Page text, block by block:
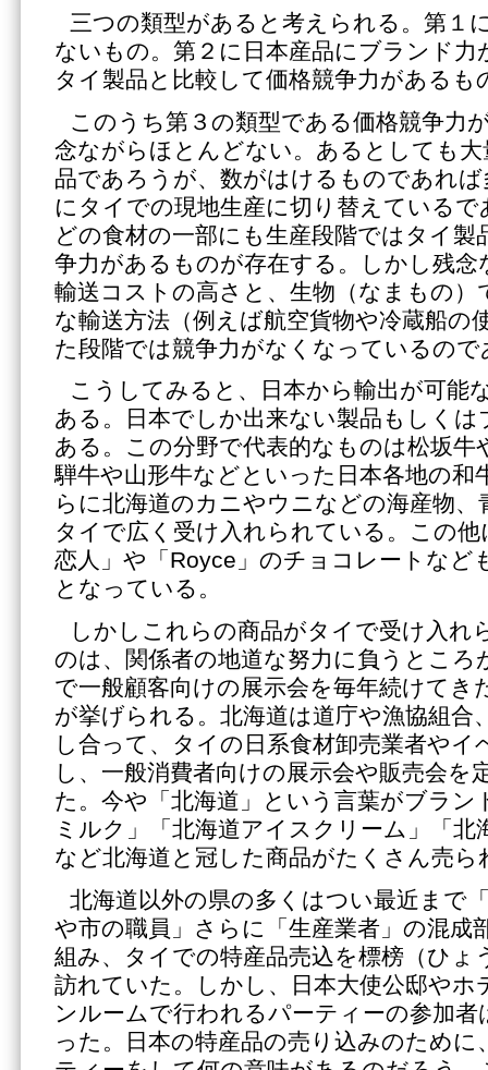
三つの類型があると考えられる。第１
ないもの。第２に日本産品にブランド力
タイ製品と比較して価格競争力があるも
このうち第３の類型である価格競争力
念ながらほとんどない。あるとしても
品であろうが、数がはけるものであれ
にタイでの現地生産に切り替えているで
どの食材の一部にも生産段階ではタイ製
争力があるものが存在する。しかし残念
輸送コストの高さと、生物（なまもの
な輸送方法（例えば航空貨物や冷蔵船の
た段階では競争力がなくなっているので
こうしてみると、日本から輸出が可能
ある。日本でしか出来ない製品もしく
ある。この分野で代表的なものは松坂牛
騨牛や山形牛などといった日本各地の和
らに北海道のカニやウニなどの海産物
タイで広く受け入れられている。この
恋人」や「Royce」のチョコレートなど
となっている。
しかしこれらの商品がタイで受け入れ
のは、関係者の地道な努力に負うところ
で一般顧客向けの展示会を毎年続けてき
が挙げられる。北海道は道庁や漁協組合
し合って、タイの日系食材卸売業者やイ
し、一般消費者向けの展示会や販売会を
た。今や「北海道」という言葉がブラン
ミルク」「北海道アイスクリーム」「北
など北海道と冠した商品がたくさん売ら
北海道以外の県の多くはつい最近まで
や市の職員」さらに「生産業者」の混成
組み、タイでの特産品売込を標榜（ひょ
訪れていた。しかし、日本大使公邸や
ンルームで行われるパーティーの参加者
った。日本の特産品の売り込みのために